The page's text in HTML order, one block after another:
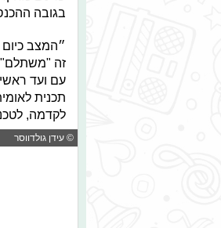
בגובה
זה "משתלם"
עם ועד
תכנית
לקדמה,
© עידן גולדווסר